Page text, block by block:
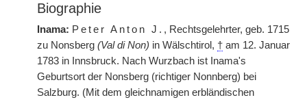
Biographie
Inama: Peter Anton J. , Rechtsgelehrter, geb. 1715
zu Nonsberg (Val di Non) in Wälschtirol, † am 12. Januar
1783 in Innsbruck. Nach Wurzbach ist Inama's
Geburtsort der Nonsberg (richtiger Nonnberg) bei
Salzburg. (Mit dem gleichnamigen erbländischen